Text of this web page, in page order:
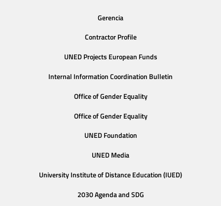
Gerencia
Contractor Profile
UNED Projects European Funds
Internal Information Coordination Bulletin
Office of Gender Equality
Office of Gender Equality
UNED Foundation
UNED Media
University Institute of Distance Education (IUED)
2030 Agenda and SDG